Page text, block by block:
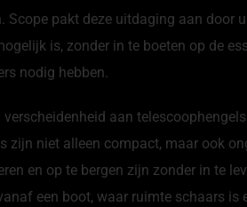
Scope pakt deze uitdaging aan door
is, zonder in te boeten op de
nodig hebben.
aan
zijn niet alleen compact, maar ook
en op te bergen zijn zonder in te
een boot, waar ruimte schaars is